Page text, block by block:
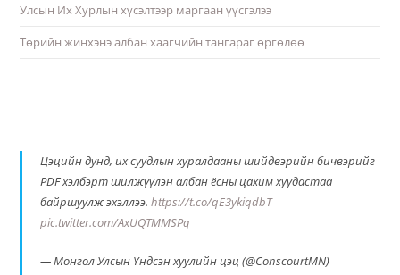
Улсын Их Хурлын хүсэлтээр маргаан үүсгэлээ
Төрийн жинхэнэ албан хаагчийн тангараг өргөлөө
Цэцийн дунд, их суудлын хуралдааны шийдвэрийн бичвэрийг
PDF хэлбэрт шилжүүлэн албан ёсны цахим хуудастаа
байршуулж эхэллээ.https://t.co/qE3ykiqdbT
pic.twitter.com/AxUQTMMSPq
— Монгол Улсын Үндсэн хуулийн цэц (@ConscourtMN)